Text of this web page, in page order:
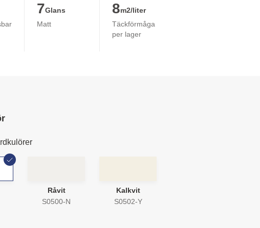
7Glans
Matt
8m2/liter
Täckförmåga
per lager
Råvit
S0500-N
Kalkvit
S0502-Y